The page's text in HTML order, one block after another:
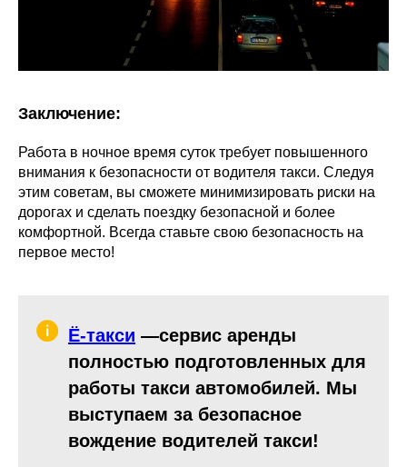
Заключение:
Работа в ночное время суток требует повышенного
внимания к безопасности от водителя такси. Следуя
этим советам, вы сможете минимизировать риски на
дорогах и сделать поездку безопасной и более
комфортной. Всегда ставьте свою безопасность на
первое место!
Ё-такси —сервис аренды
полностью подготовленных для
работы такси автомобилей. Мы
выступаем за безопасное
вождение водителей такси!